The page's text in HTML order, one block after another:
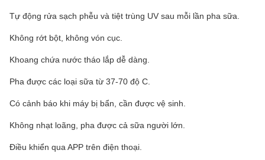
Tự động rửa sạch phễu và tiệt trùng UV sau mỗi lần pha sữa.
Không rớt bột, không vón cục.
Khoang chứa nước tháo lắp dễ dàng.
Pha được các loại sữa từ 37-70 độ C.
Có cảnh báo khi máy bị bẩn, cần được vệ sinh.
Không nhạt loãng, pha được cả sữa người lớn.
Điều khiển qua APP trên điện thoại.